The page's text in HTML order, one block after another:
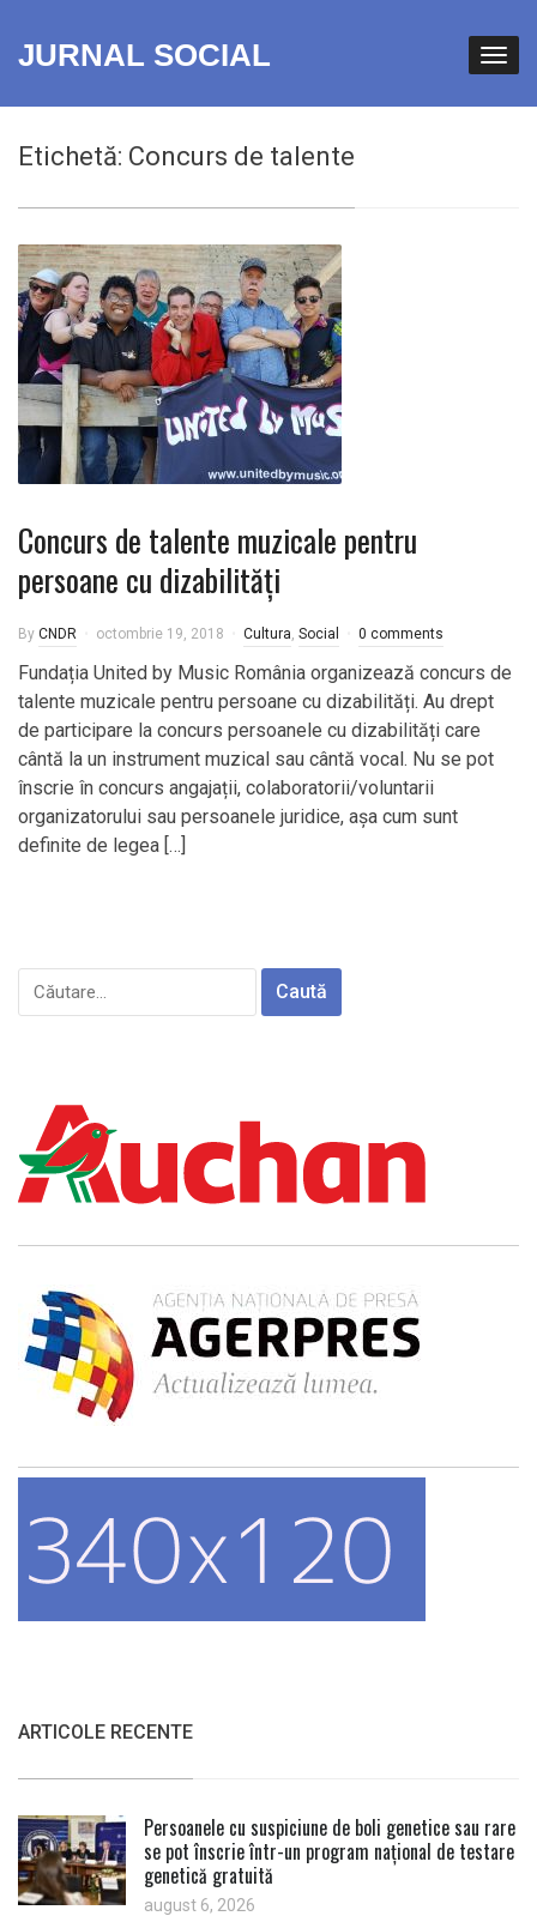
JURNAL SOCIAL
Etichetă: Concurs de talente
Concurs de talente muzicale pentru
persoane cu dizabilități
By CNDR octombrie 19, 2018 Cultura, Social 0 comments
Fundația United by Music România organizează concurs de
talente muzicale pentru persoane cu dizabilități. Au drept
de participare la concurs persoanele cu dizabilități care
cântă la un instrument muzical sau cântă vocal. Nu se pot
înscrie în concurs angajații, colaboratorii/voluntarii
organizatorului sau persoanele juridice, așa cum sunt
definite de legea […]
Caută
după:
ARTICOLE RECENTE
Persoanele cu suspiciune de boli genetice sau rare
se pot înscrie într-un program național de testare
genetică gratuită
august 6, 2026